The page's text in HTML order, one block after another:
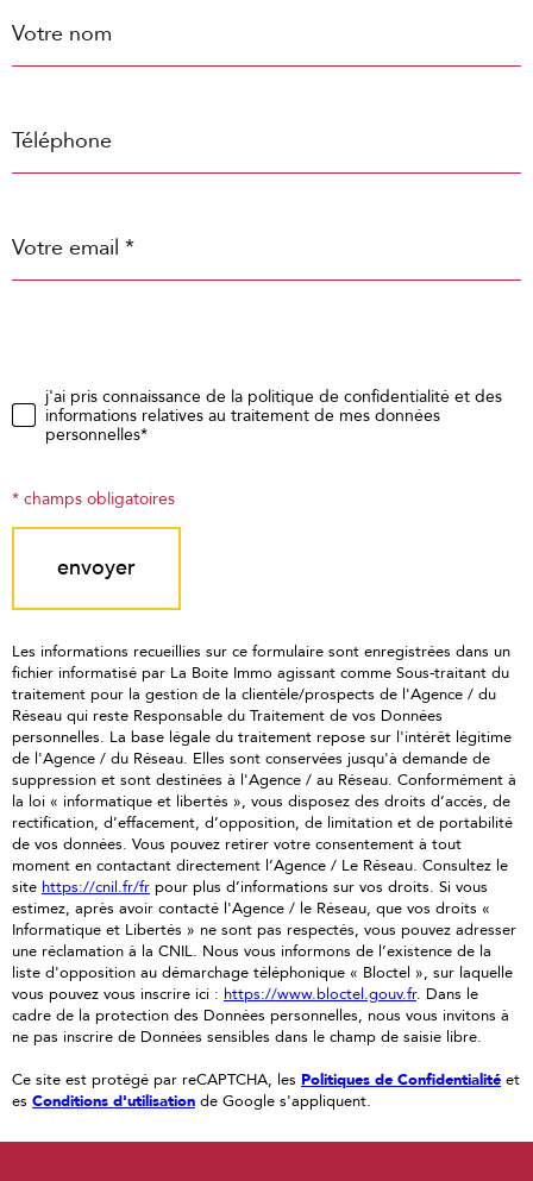
email
*
j'ai pris connaissance de la politique de confidentialité et des
informations relatives au traitement de mes données
personnelles*
* champs obligatoires
envoyer
Les informations recueillies sur ce formulaire sont enregistrées dans un
fichier informatisé par La Boite Immo agissant comme Sous-traitant du
traitement pour la gestion de la clientèle/prospects de l'Agence / du
Réseau qui reste Responsable du Traitement de vos Données
personnelles. La base légale du traitement repose sur l'intérêt légitime
de l'Agence / du Réseau. Elles sont conservées jusqu'à demande de
suppression et sont destinées à l'Agence / au Réseau. Conformément à
la loi « informatique et libertés », vous disposez des droits d’accès, de
rectification, d’effacement, d’opposition, de limitation et de portabilité
de vos données. Vous pouvez retirer votre consentement à tout
moment en contactant directement l’Agence / Le Réseau. Consultez le
site https://cnil.fr/fr pour plus d’informations sur vos droits. Si vous
estimez, après avoir contacté l'Agence / le Réseau, que vos droits «
Informatique et Libertés » ne sont pas respectés, vous pouvez adresser
une réclamation à la CNIL. Nous vous informons de l’existence de la
liste d'opposition au démarchage téléphonique « Bloctel », sur laquelle
vous pouvez vous inscrire ici : https://www.bloctel.gouv.fr. Dans le
cadre de la protection des Données personnelles, nous vous invitons à
ne pas inscrire de Données sensibles dans le champ de saisie libre.
Ce site est protégé par reCAPTCHA, les Politiques de Confidentialité et
es Conditions d'utilisation de Google s'appliquent.